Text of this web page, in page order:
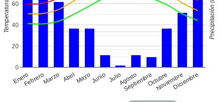
EneroFebreroMarzo AbrilMayoJunio JulioAgosto
SeptiembreOctubre
NoviembreDiciembre
0
20
40
60
Temperaturas Precipitación (mm)